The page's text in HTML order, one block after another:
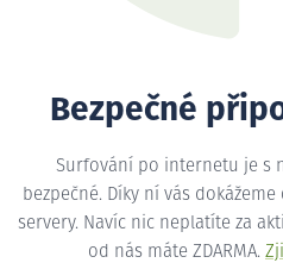
Bezpečné
Surfování po internetu je s
bezpečné. Díky ní vás
servery. Navíc nic neplatíte za
od nás máte ZDARMA.